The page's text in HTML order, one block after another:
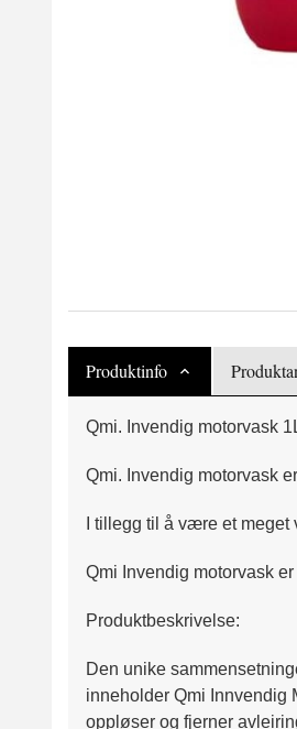
Produktinfo
Qmi. Invendig motorvask
Qmi. Invendig motorvask
I tillegg til å være et
Qmi Invendig motorvask
Produktbeskrivelse:
Den unike
inneholder Qmi Innvendig
oppløser og fjerner